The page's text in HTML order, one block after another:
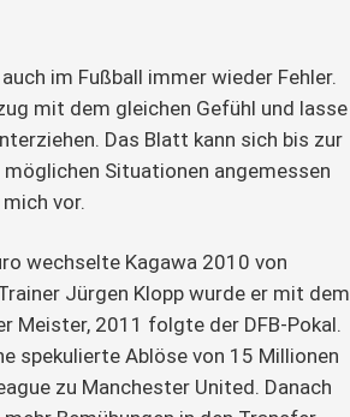
im Fußball immer wieder Fehler.
mit dem gleichen Gefühl und lasse
Das Blatt kann sich bis zur
Situationen angemessen
vor.
wechselte Kagawa 2010 von
Jürgen Klopp wurde er mit dem
Meister, 2011 folgte der DFB-Pokal.
spekulierte Ablöse von 15 Millionen
zu Manchester United. Danach